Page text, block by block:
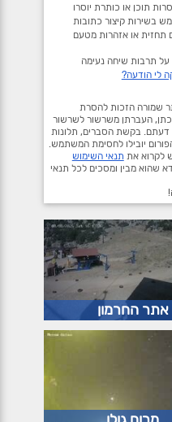
תוכן או כותרת יוסרו
בשירות קיצור כתובות
תחזית או אזהרות מטעם
על תרבות שיחה נעימה
לי הודעה?
שמורה הזכות להסרת
העברתן משרשור לשרשור
דעתם. בקשת הסברים, תלונות
יובילו לחסימת המשתמש.
לקרוא את תנאי השימוש
שהוא מבין ומסכים לכל תנאי
אתר החרמון